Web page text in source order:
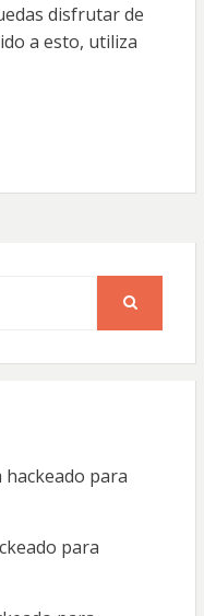
disfrutar de
a esto, utiliza
hackeado para
para